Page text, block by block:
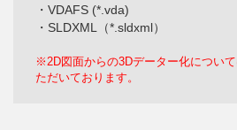
・VDAFS (*.vda)
・SLDXML（*.sldxml）
※2D図面からの3Dデーター化につい
ただいております。